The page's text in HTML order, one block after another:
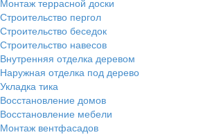
Монтаж террасной доски
Строительство пергол
Строительство беседок
Строительство навесов
Внутренняя отделка деревом
Наружная отделка под дерево
Укладка тика
Восстановление домов
Восстановление мебели
Монтаж вентфасадов